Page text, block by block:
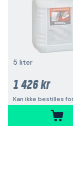
5 liter
1 426 kr